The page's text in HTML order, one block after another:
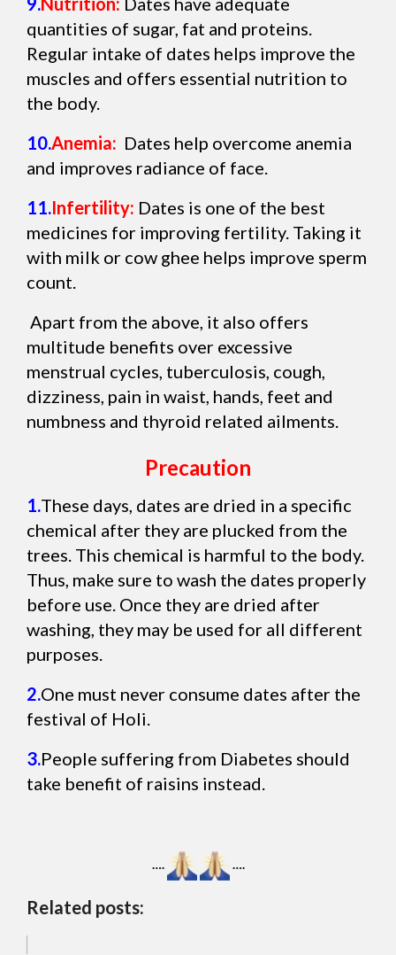
quantities of sugar, fat and proteins.
Regular intake of dates helps improve the
muscles and offers essential nutrition to
the body.
10.Anemia: Dates help overcome anemia
and improves radiance of face.
11.Infertility: Dates is one of the best
medicines for improving fertility. Taking it
with milk or cow ghee helps improve sperm
count.
Apart from the above, it also offers
multitude benefits over excessive
menstrual cycles, tuberculosis, cough,
dizziness, pain in waist, hands, feet and
numbness and thyroid related ailments.
Precaution
1.These days, dates are dried in a specific
chemical after they are plucked from the
trees. This chemical is harmful to the body.
Thus, make sure to wash the dates properly
before use. Once they are dried after
washing, they may be used for all different
purposes.
2.One must never consume dates after the
festival of Holi.
3.People suffering from Diabetes should
take benefit of raisins instead.
…. ….
Related posts: